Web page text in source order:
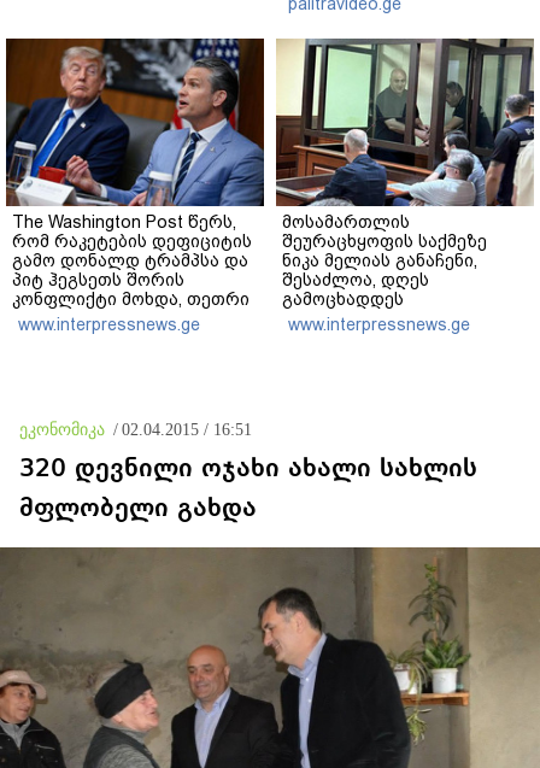
The Washington Post წერს,
რომ რაკეტების დეფიციტის
გამო დონალდ ტრამპსა და
პიტ ჰეგსეთს შორის
კონფლიქტი მოხდა, თეთრი
სახლის პრესსპიკერმა კი
აღნიშნულ ინფორმაციას
www.interpressnews.ge
მოსამართლის
შეურაცხყოფის საქმეზე
ნიკა მელიას განაჩენი,
შესაძლოა, დღეს
გამოცხადდეს
www.interpressnews.ge
ეკონომიკა / 02.04.2015 / 16:51
320 დევნილი ოჯახი ახალი სახლის
მფლობელი გახდა